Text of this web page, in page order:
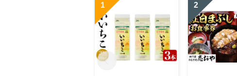
1 2